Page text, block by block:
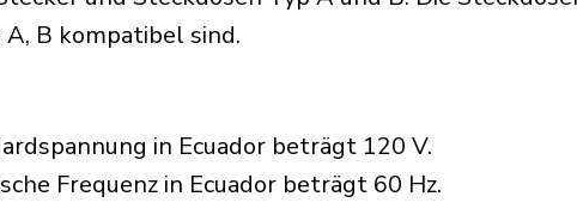
B kompatibel sind.
in Ecuador beträgt 120 V.
Frequenz in Ecuador beträgt 60 Hz.